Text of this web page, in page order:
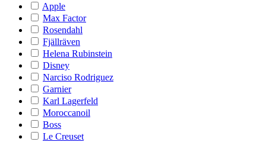
Apple
Max Factor
Rosendahl
Fjällräven
Helena Rubinstein
Disney
Narciso Rodriguez
Garnier
Karl Lagerfeld
Moroccanoil
Boss
Le Creuset